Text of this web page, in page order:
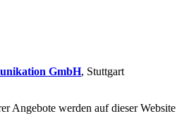
GmbH, Stuttgart
Angebote werden auf dieser Website